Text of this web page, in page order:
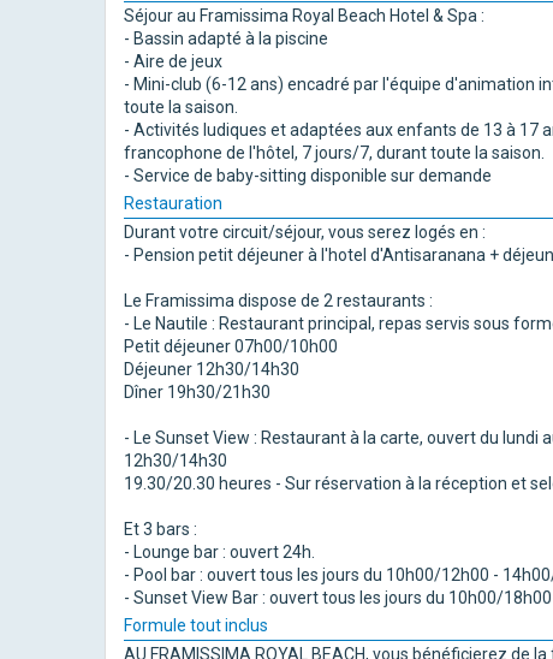
Séjour au Framissima Royal Beach Hotel & Spa :
- Bassin adapté à la piscine
- Aire de jeux
- Mini-club (6-12 ans) encadré par l'équipe d'animation
toute la saison.
- Activités ludiques et adaptées aux enfants de 13 à 17
francophone de l'hôtel, 7 jours/7, durant toute la saison.
- Service de baby-sitting disponible sur demande
Restauration
Durant votre circuit/séjour, vous serez logés en :
- Pension petit déjeuner à l'hotel d'Antisaranana +
Le Framissima dispose de 2 restaurants :
- Le Nautile : Restaurant principal, repas servis sous
Petit déjeuner 07h00/10h00
Déjeuner 12h30/14h30
Dîner 19h30/21h30
- Le Sunset View : Restaurant à la carte, ouvert du
12h30/14h30
19.30/20.30 heures - Sur réservation à la réception et
Et 3 bars :
- Lounge bar : ouvert 24h.
- Pool bar : ouvert tous les jours du 10h00/12h00 -
- Sunset View Bar : ouvert tous les jours du 10h00/18h00
Formule tout inclus
AU FRAMISSIMA ROYAL BEACH, vous bénéficierez de